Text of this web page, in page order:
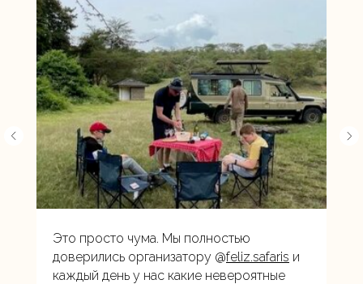
Это просто чума. Мы полностью
доверились организатору @feliz.safaris и
каждый день у нас какие невероятные